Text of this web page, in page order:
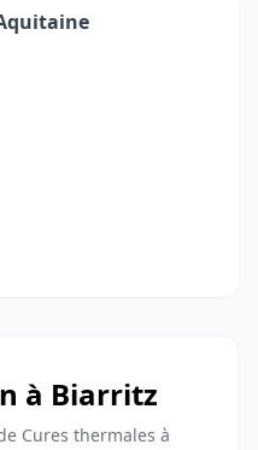
à Biarritz
Cures thermales à